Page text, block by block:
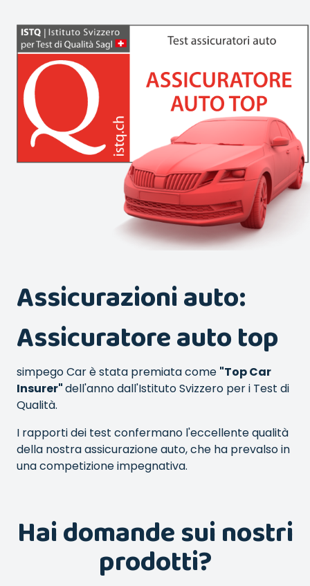
Assicurazioni auto:
Assicuratore auto top
simpego Car è stata premiata come "Top Car
Insurer"dell'anno dall'Istituto Svizzero per i Test di
Qualità.
I rapporti dei test confermano l'eccellente qualità
della nostra assicurazione auto, che ha prevalso in
una competizione impegnativa.
Hai domande sui nostri
prodotti?